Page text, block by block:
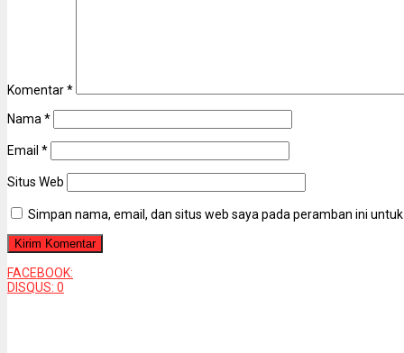
Komentar*
Nama*
Email *
Situs Web
Simpan nama, email, dan situs web saya pada peramban ini
FACEBOOK:
DISQUS: 0